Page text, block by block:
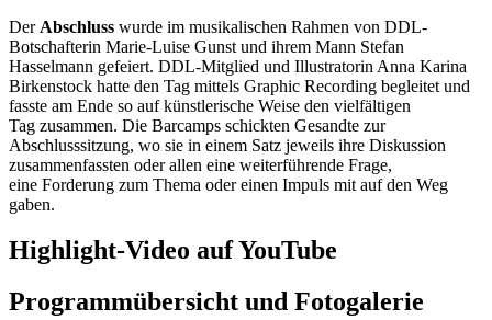
Der Abschluss wurde im musikalischen Rahmen von DDL-
Botschafterin Marie-Luise Gunst und ihrem Mann Stefan
Hasselmann gefeiert. DDL-Mitglied und Illustratorin Anna Karina
Birkenstock hatte den Tag mittels Graphic Recording begleitet und
fasste am Ende so auf künstlerische Weise den vielfältigen
Tag zusammen. Die Barcamps schickten Gesandte zur
Abschlusssitzung, wo sie in einem Satz jeweils ihre Diskussion
zusammenfassten oder allen eine weiterführende Frage,
eine Forderung zum Thema oder einen Impuls mit auf den Weg
gaben.
Highlight-Video auf YouTube
Programmübersicht und Fotogalerie